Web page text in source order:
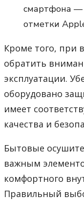
смартфона —
отметки
Кроме того, при
обратить
эксплуатации.
оборудовано
имеет
качества и
Бытовые
важным
комфортного
Правильный